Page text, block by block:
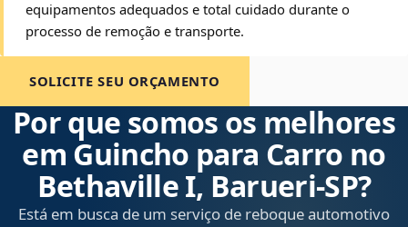
equipamentos adequados e total cuidado durante o
processo de remoção e transporte.
SOLICITE SEU ORÇAMENTO
Por que somos os melhores
em Guincho para Carro no
Bethaville I, Barueri‑SP?
Está em busca de um serviço de reboque automotivo